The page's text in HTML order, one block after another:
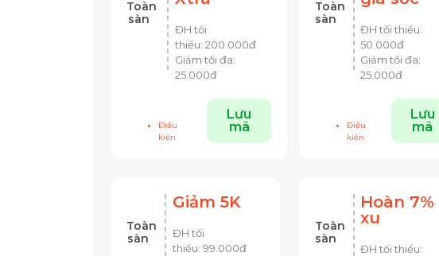
Toàn
sàn
ĐH tối
thiểu: 200.000đ
Giảm tối đa:
25.000đ
Điều
kiện
Lưu
mã
Toàn
sàn
ĐH tối thiểu:
50.000đ
Giảm tối đa:
25.000đ
Điều
kiện
Lưu
mã
Toàn
sàn
Giảm 5K
ĐH tối
thiểu: 99.000đ
Toàn
sàn
Hoàn 7%
xu
ĐH tối thiểu: